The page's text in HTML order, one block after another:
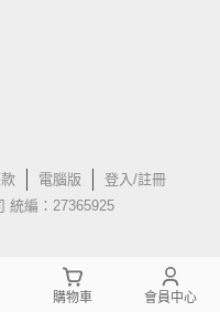
電腦版
登入/註冊
統編：27365925
購物車 會員中心